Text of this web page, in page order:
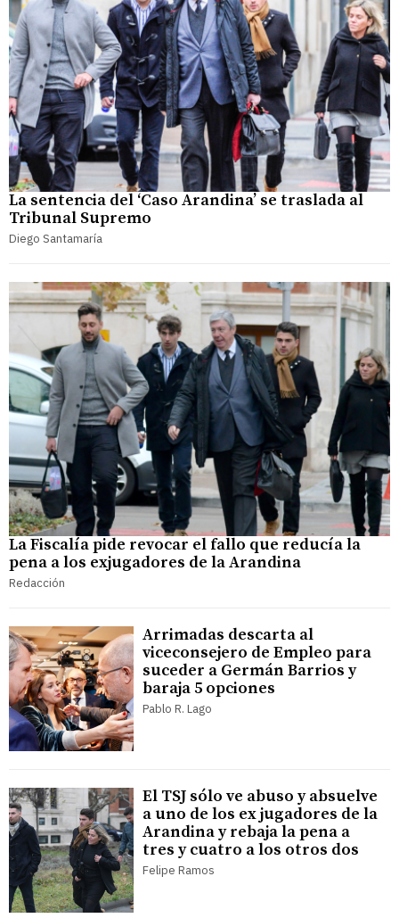
La sentencia del ‘Caso Arandina’ se traslada al
Tribunal Supremo
Diego Santamaría
La Fiscalía pide revocar el fallo que reducía la
pena a los exjugadores de la Arandina
Redacción
Arrimadas descarta al
viceconsejero de Empleo para
suceder a Germán Barrios y
baraja 5 opciones
Pablo R. Lago
El TSJ sólo ve abuso y absuelve
a uno de los ex jugadores de la
Arandina y rebaja la pena a
tres y cuatro a los otros dos
Felipe Ramos